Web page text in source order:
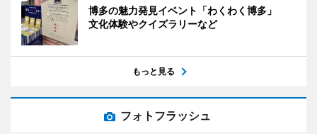
博多の魅力発見イベント「わくわく博多」
文化体験やクイズラリーなど
もっと見る
フォトフラッシュ